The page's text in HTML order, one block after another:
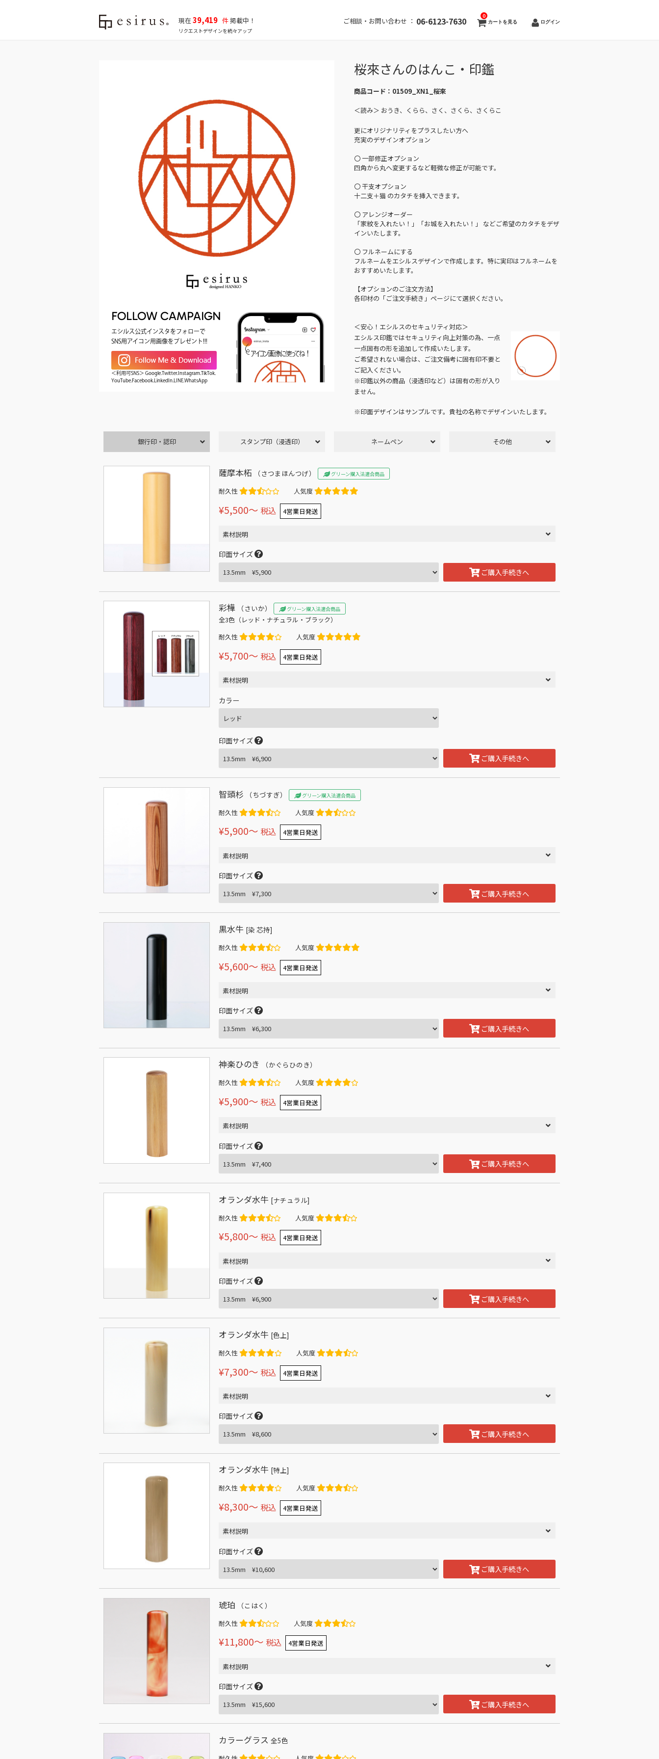
現在39,419 件掲載中！
リクエストデザインを続々アップ
ご相談・お問い合わせ ： 06-6123-7630 カートを見る
0
ログイン
FOLLOW CAMPAIGN
エシルス公式インスタをフォローで
SNS用アイコン用画像をプレゼント!!!
＜利用可SNS＞ Google.Twitter.Instagram.TikTok.
YouTube.Facebook.LinkedIn.LINE.WhatsApp
桜來さんのはんこ・印鑑
商品コード： 01509_XN1_桜來
＜読み＞ おうき、くらら、さく、さくら、さくらこ
更にオリジナリティをプラスしたい方へ
充実のデザインオプション
〇 一部修正オプション
四角から丸へ変更するなど軽微な修正が可能です。
〇 干支オプション
十二支＋猫 のカタチを挿入できます。
〇 アレンジオーダー
「家紋を入れたい！」「お城を入れたい！」 などご希望のカタチをデザ
インいたします。
〇 フルネームにする
フルネームをエシルスデザインで作成します。特に実印はフルネームを
おすすめいたします。
【オプションのご注文方法】
各印材の「ご注文手続き」ページにて選択ください。
＜安心！エシルスのセキュリティ対応＞
エシルス印鑑ではセキュリティ向上対策の為、一点
一点固有の形を追加して作成いたします。
ご希望されない場合は、ご注文備考に固有印不要と
ご記入ください。
※印鑑以外の商品（浸透印など）は固有の形が入り
ません。
※印面デザインはサンプルです。貴社の名称でデザインいたします。
銀行印・認印 スタンプ印（浸透印） ネームペン その他
薩摩本柘 （さつまほんつげ） グリーン購入法適合商品
耐久性 人気度
¥5,500〜 税込 4営業日発送
素材説明
印面サイズ
ご購入手続きへ
彩樺 （さいか） グリーン購入法適合商品
全3色（レッド・ナチュラル・ブラック）
耐久性
人気度
¥5,700〜 税込 4営業日発送
素材説明
カラー
印面サイズ
ご購入手続きへ
智頭杉 （ちづすぎ） グリーン購入法適合商品
耐久性 人気度
¥5,900〜 税込 4営業日発送
素材説明
印面サイズ
ご購入手続きへ
黒水牛 [染 芯持]
耐久性 人気度
¥5,600〜 税込 4営業日発送
素材説明
印面サイズ
ご購入手続きへ
神楽ひのき （かぐらひのき）
耐久性 人気度
¥5,900〜 税込 4営業日発送
素材説明
印面サイズ
ご購入手続きへ
オランダ水牛 [ナチュラル]
耐久性 人気度
¥5,800〜 税込 4営業日発送
素材説明
印面サイズ
ご購入手続きへ
オランダ水牛 [色上]
耐久性 人気度
¥7,300〜 税込 4営業日発送
素材説明
印面サイズ
ご購入手続きへ
オランダ水牛 [特上]
耐久性 人気度
¥8,300〜 税込 4営業日発送
素材説明
印面サイズ
ご購入手続きへ
琥珀 （こはく）
耐久性 人気度
¥11,800〜 税込 4営業日発送
素材説明
印面サイズ
ご購入手続きへ
カラーグラス全5色